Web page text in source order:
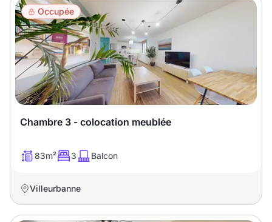
Occupée
Chambre 3 - colocation meublée
83m² 3 Balcon
Villeurbanne